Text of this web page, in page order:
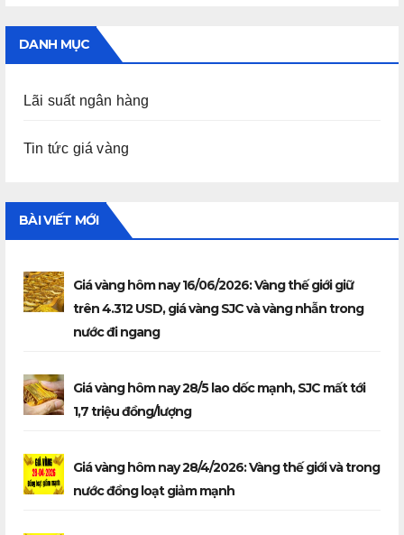
DANH MỤC
Lãi suất ngân hàng
Tin tức giá vàng
BÀI VIẾT MỚI
Giá vàng hôm nay 16/06/2026: Vàng thế giới giữ
trên 4.312 USD, giá vàng SJC và vàng nhẫn trong
nước đi ngang
Giá vàng hôm nay 28/5 lao dốc mạnh, SJC mất tới
1,7 triệu đồng/lượng
Giá vàng hôm nay 28/4/2026: Vàng thế giới và trong
nước đồng loạt giảm mạnh